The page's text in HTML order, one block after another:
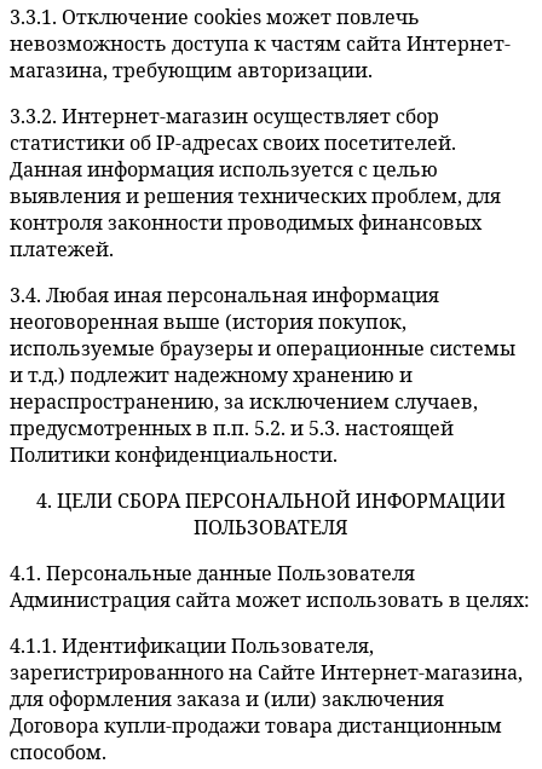
3.3.1. Отключение cookies может повлечь
невозможность доступа к частям сайта Интернет-
магазина, требующим авторизации.
3.3.2. Интернет-магазин осуществляет сбор
статистики об IP-адресах своих посетителей.
Данная информация используется с целью
выявления и решения технических проблем, для
контроля законности проводимых финансовых
платежей.
3.4. Любая иная персональная информация
неоговоренная выше (история покупок,
используемые браузеры и операционные системы
и т.д.) подлежит надежному хранению и
нераспространению, за исключением случаев,
предусмотренных в п.п. 5.2. и 5.3. настоящей
Политики конфиденциальности.
4. ЦЕЛИ СБОРА ПЕРСОНАЛЬНОЙ ИНФОРМАЦИИ
ПОЛЬЗОВАТЕЛЯ
4.1. Персональные данные Пользователя
Администрация сайта может использовать в целях:
4.1.1. Идентификации Пользователя,
зарегистрированного на Сайте Интернет-магазина,
для оформления заказа и (или) заключения
Договора купли-продажи товара дистанционным
способом.